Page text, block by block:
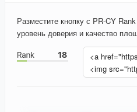
Разместите кнопку с PR-CY
уровень доверия и качество